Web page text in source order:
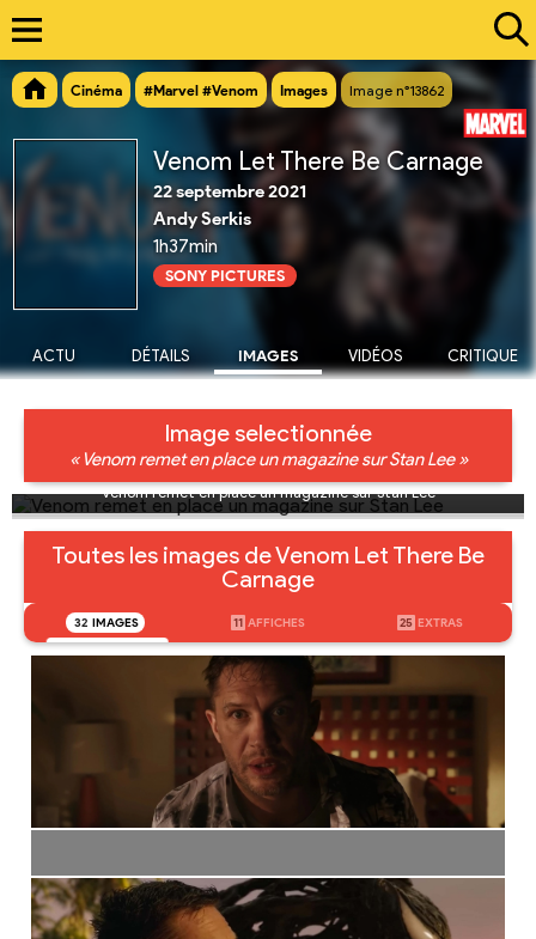
Cinéma #Marvel #Venom Images Image n°13862
Venom Let There Be Carnage
22 septembre 2021
Andy Serkis
1h37min
SONY PICTURES
ACTU DÉTAILS IMAGES VIDÉOS CRITIQUE
Image selectionnée
« Venom remet en place un magazine sur Stan Lee »
Venom remet en place un magazine sur Stan Lee
Toutes les images de Venom Let There Be
Carnage
32 IMAGES 11 AFFICHES 25 EXTRAS